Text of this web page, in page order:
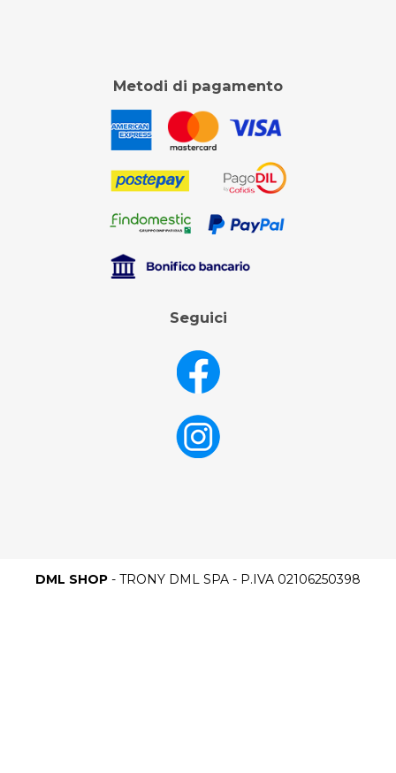
Metodi di pagamento
Seguici
DML SHOP - TRONY DML SPA - P.IVA 02106250398